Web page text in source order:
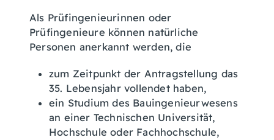
Als Prüfingenieurinnen oder
Prüfingenieure können natürliche
Personen anerkannt werden, die
zum Zeitpunkt der Antragstellung das
35. Lebensjahr vollendet haben,
ein Studium des Bauingenieurwesens
an einer Technischen Universität,
Hochschule oder Fachhochschule,